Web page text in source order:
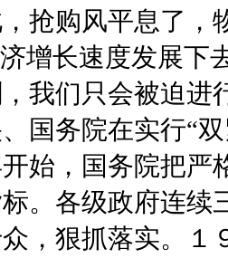
抢购风平息了，
增长速度发展下
我们只会被迫进
国务院在实行“
始，国务院把严
。各级政府连续
，狠抓落实。１